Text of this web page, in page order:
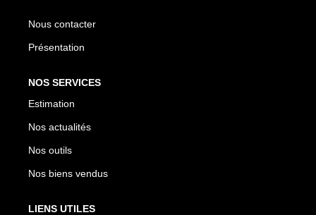
Nous contacter
Présentation
NOS SERVICES
Estimation
Nos actualités
Nos outils
Nos biens vendus
LIENS UTILES